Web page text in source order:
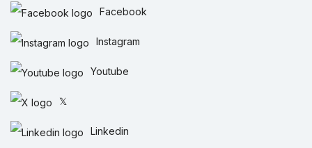
Facebook
Instagram
Youtube
𝕏
Linkedin